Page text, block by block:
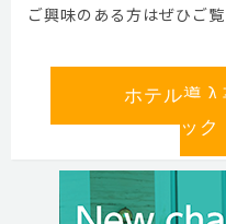
ご興味のある方はぜひご覧
ホテル導
ック